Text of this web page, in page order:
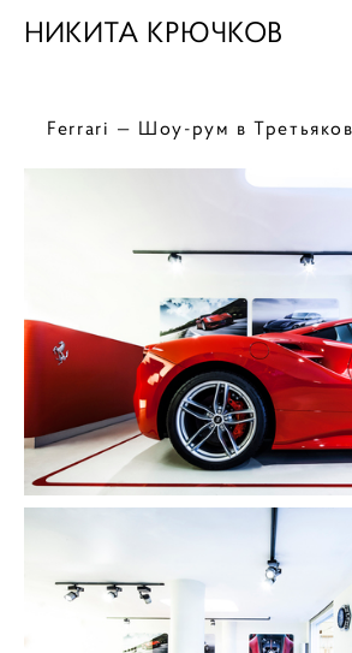
НИКИТА КРЮЧКОВ
Ferrari — Шоу-рум в